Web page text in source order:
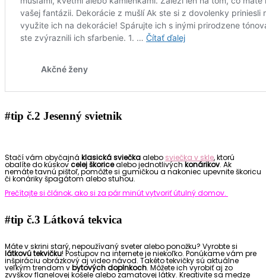
#tip č.2 Jesenný svietnik
Stačí vám obyčajná klasická sviečkaalebo sviečka v skle, ktorú
obalíte do kúskovcelej škoricealebo jednotlivýchkonárikov. Ak
nemáte tavnú pištoľ, pomôžte si gumičkou a nakoniec upevnite škoricu
či konáriky špagátom alebo stuhou.
Prečítajte si článok, ako si za pár minút vytvoriť útulný domov.
#tip č.3 Látková tekvica
Máte v skrini starý, nepoužívaný sveter alebo ponožku? Vyrobte si
látkovú tekvičku! Postupov na internete je niekoľko. Ponúkame vám pre
inšpiráciu obrázkový aj video návod. Takéto tekvičky sú aktuálne
veľkým trendom vbytových doplnkoch. Môžete ich vyrobiť aj zo
zvyškov flanelovej košele alebo zamatovej látky. Kreativite sa medze